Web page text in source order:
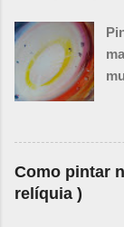
Como pintar
relíquia )